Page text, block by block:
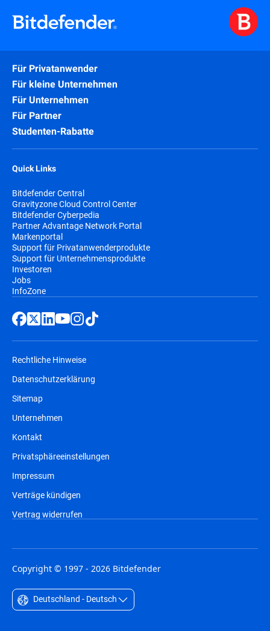
Für Privatanwender
Für kleine Unternehmen
Für Unternehmen
Für Partner
Studenten-Rabatte
Quick Links
Bitdefender Central
Gravityzone Cloud Control Center
Bitdefender Cyberpedia
Partner Advantage Network Portal
Markenportal
Support für Privatanwenderprodukte
Support für Unternehmensprodukte
Investoren
Jobs
InfoZone
Rechtliche Hinweise
Datenschutzerklärung
Sitemap
Unternehmen
Kontakt
Privatsphäreeinstellungen
Impressum
Verträge kündigen
Vertrag widerrufen
Copyright © 1997 - 2026 Bitdefender
Deutschland - Deutsch